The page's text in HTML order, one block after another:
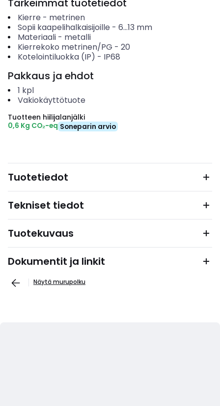
Tärkeimmät tuotetiedot
Kierre - metrinen
Sopii kaapelihalkaisijoille - 6...13 mm
Materiaali- metalli
Kierrekoko metrinen/PG - 20
Kotelointiluokka (IP) - IP68
Pakkaus ja ehdot
1 kpl
Vakiokäyttötuote
Tuotteen hiilijalanjälki
0,6 Kg CO₂-eq Soneparin arvio
Tuotetiedot
Tekniset tiedot
Tuotekuvaus
Dokumentit ja linkit
Näytä murupolku